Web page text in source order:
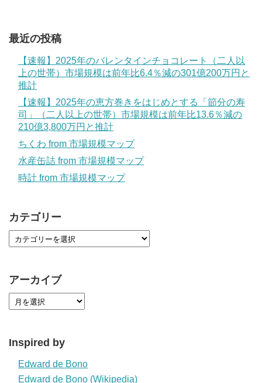
最近の投稿
【速報】2025年のバレンタインチョコレート（二人以
上の世帯）市場規模は前年比6.4％減の301億200万円と
推計
【速報】2025年の恵方巻きをはじめとする「節分の寿
司」（二人以上の世帯）市場規模は前年比13.6％減の
210億3,800万円と推計
ちくわ from 市場規模マップ
水産缶詰 from 市場規模マップ
時計 from 市場規模マップ
カテゴリー
アーカイブ
Inspired by
Edward de Bono
Edward de Bono (Wikipedia)